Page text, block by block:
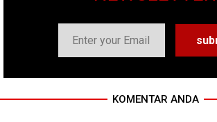
KOMENTAR ANDA